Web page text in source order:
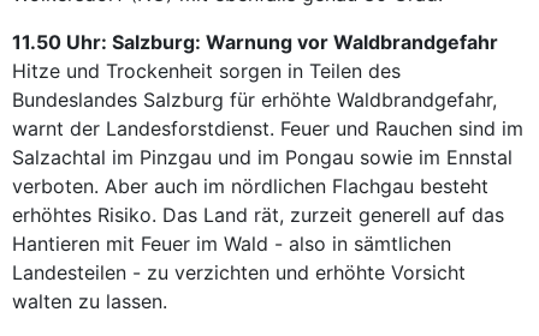
11.50 Uhr: Salzburg: Warnung vor Waldbrandgefahr
Hitze und Trockenheit sorgen in Teilen des
Bundeslandes Salzburg für erhöhte Waldbrandgefahr,
warnt der Landesforstdienst. Feuer und Rauchen sind im
Salzachtal im Pinzgau und im Pongau sowie im Ennstal
verboten. Aber auch im nördlichen Flachgau besteht
erhöhtes Risiko. Das Land rät, zurzeit generell auf das
Hantieren mit Feuer im Wald - also in sämtlichen
Landesteilen - zu verzichten und erhöhte Vorsicht
walten zu lassen.